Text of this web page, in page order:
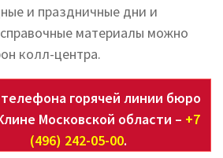
и праздничные дни и
материалы можно
колл-центра.
горячей линии бюро
Московской области – +7
(496) 242-05-00.